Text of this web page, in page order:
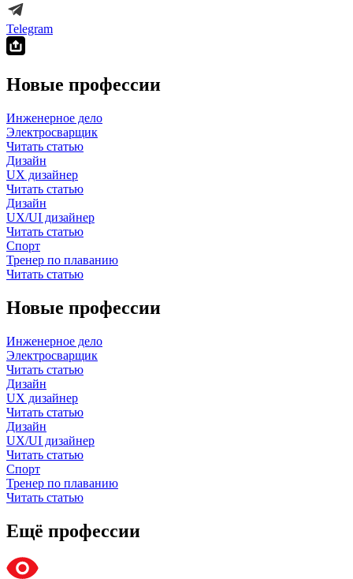
Telegram
Новые профессии
Инженерное дело
Электросварщик
Читать статью
Дизайн
UX дизайнер
Читать статью
Дизайн
UX/UI дизайнер
Читать статью
Спорт
Тренер по плаванию
Читать статью
Новые профессии
Инженерное дело
Электросварщик
Читать статью
Дизайн
UX дизайнер
Читать статью
Дизайн
UX/UI дизайнер
Читать статью
Спорт
Тренер по плаванию
Читать статью
Ещё профессии